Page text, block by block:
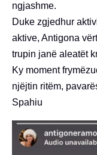
ngjashme.
Duke zgjedhur
aktive, Antigona
trupin janë aleatët
Ky moment
njëjtin ritëm,
Spahiu